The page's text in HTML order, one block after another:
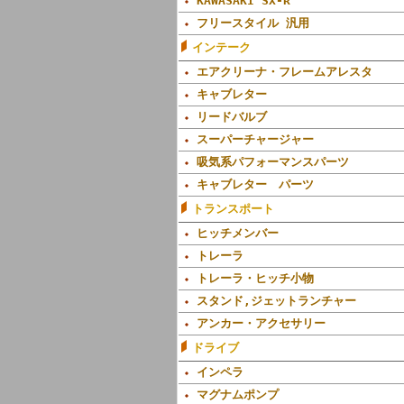
フリースタイル 汎用
インテーク
エアクリーナ・フレームアレスタ
キャブレター
リードバルブ
スーパーチャージャー
吸気系パフォーマンスパーツ
キャブレター パーツ
トランスポート
ヒッチメンバー
トレーラ
トレーラ・ヒッチ小物
スタンド,ジェットランチャー
アンカー・アクセサリー
ドライブ
インペラ
マグナムポンプ